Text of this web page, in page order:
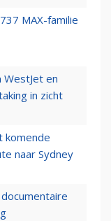
MAX-familie
en
in zicht
komende
naar Sydney